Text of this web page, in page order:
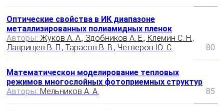
Оптические свойства в ИК диапазоне
металлизированных полиамидных пленок
Авторы: Жуков А. А., Здобников А. Е., Клемин С. Н.,
Лаврищев В. П., Тарасов В. В., Четверов Ю. С.
80
Математическон моделирование тепловых
режимов многослойных фотоприемных структур
Авторы: Мельников А. А. 85